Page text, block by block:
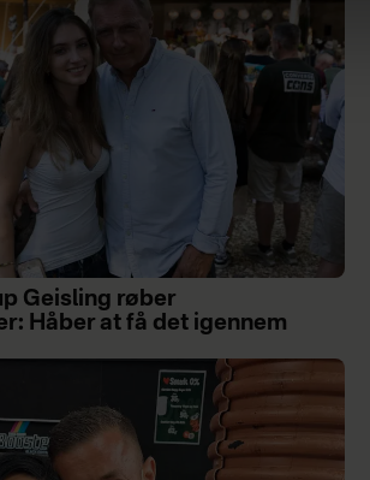
Geisling røber
Håber at få det igennem